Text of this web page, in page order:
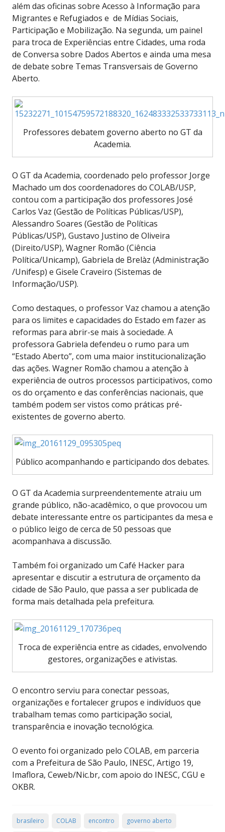
além das oficinas sobre Acesso à Informação para
Migrantes e Refugiados e de Mídias Sociais,
Participação e Mobilização. Na segunda, um painel
para troca de Experiências entre Cidades, uma roda
de Conversa sobre Dados Abertos e ainda uma mesa
de debate sobre Temas Transversais de Governo
Aberto.
Professores debatem governo aberto no GT da
Academia.
O GT da Academia, coordenado pelo professor Jorge
Machado um dos coordenadores do COLAB/USP,
contou com a participação dos professores José
Carlos Vaz (Gestão de Políticas Públicas/USP),
Alessandro Soares (Gestão de Políticas
Públicas/USP), Gustavo Justino de Oliveira
(Direito/USP), Wagner Romão (Ciência
Política/Unicamp), Gabriela de Brelàz (Administração
/Unifesp) e Gisele Craveiro (Sistemas de
Informação/USP).
Como destaques, o professor Vaz chamou a atenção
para os limites e capacidades do Estado em fazer as
reformas para abrir-se mais à sociedade. A
professora Gabriela defendeu o rumo para um
“Estado Aberto”, com uma maior institucionalização
das ações. Wagner Romão chamou a atenção à
experiência de outros processos participativos, como
os do orçamento e das conferências nacionais, que
também podem ser vistos como práticas pré-
existentes de governo aberto.
Público acompanhando e participando dos debates.
O GT da Academia surpreendentemente atraiu um
grande público, não-acadêmico, o que provocou um
debate interessante entre os participantes da mesa e
o público leigo de cerca de 50 pessoas que
acompanhava a discussão.
Também foi organizado um Café Hacker para
apresentar e discutir a estrutura de orçamento da
cidade de São Paulo, que passa a ser publicada de
forma mais detalhada pela prefeitura.
Troca de experiência entre as cidades, envolvendo
gestores, organizações e ativistas.
O encontro serviu para conectar pessoas,
organizações e fortalecer grupos e indivíduos que
trabalham temas como participação social,
transparência e inovação tecnológica.
O evento foi organizado pelo COLAB, em parceria
com a Prefeitura de São Paulo, INESC, Artigo 19,
Imaflora, Ceweb/Nic.br, com apoio do INESC, CGU e
OKBR.
brasileiro COLAB encontro governo aberto